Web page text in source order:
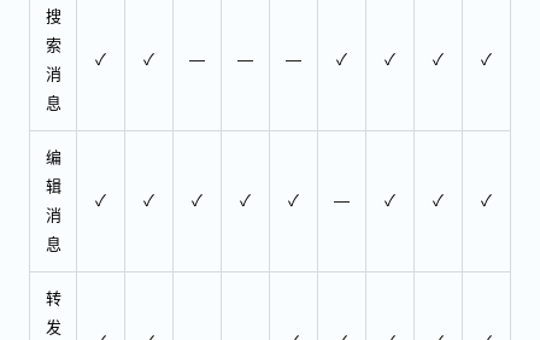
搜
索
消
息
✓ ✓ — — — ✓ ✓ ✓ ✓
编
辑
消
息
✓ ✓ ✓ ✓ ✓ — ✓ ✓ ✓
转
发